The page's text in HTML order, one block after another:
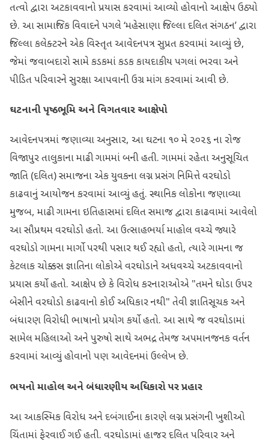
તત્વો દ્વારા અટકાવવાનો પ્રયાસ કરવામાં આવ્યો હોવાનો આક્ષેપ ઉઠ્યો
છે. આ સામાજિક વિવાદને પગલે ‘મહેસાણા જિલ્લા દલિત સંગઠન’ દ્વારા
જિલ્લા કલેક્ટરને એક વિસ્તૃત આવેદનપત્ર સુપ્રત કરવામાં આવ્યું છે,
જેમાં જવાબદારો સામે કડકમાં કડક કાયદાકીય પગલાં ભરવા અને
પીડિત પરિવારને સુરક્ષા આપવાની ઉગ્ર માંગ કરવામાં આવી છે.
ઘટનાની પૃષ્ઠભૂમિ અને વિગતવાર આક્ષેપો
આવેદનપત્રમાં જણાવ્યા અનુસાર, આ ઘટના ૧૦ મે ૨૦૨૬ ના રોજ
વિજાપુર તાલુકાના માઢી ગામમાં બની હતી. ગામમાં રહેતા અનુસૂચિત
જાતિ (દલિત) સમાજના એક યુવકના લગ્ન પ્રસંગ નિમિત્તે વરઘોડો
કાઢવાનું આયોજન કરવામાં આવ્યું હતું. સ્થાનિક લોકોના જણાવ્યા
મુજબ, માઢી ગામના ઇતિહાસમાં દલિત સમાજ દ્વારા કાઢવામાં આવેલો
આ સૌપ્રથમ વરઘોડો હતો. આ ઉત્સાહભર્યા માહોલ વચ્ચે જ્યારે
વરઘોડો ગામના માર્ગો પરથી પસાર થઈ રહ્યો હતો, ત્યારે ગામના જ
કેટલાક ચોક્કસ જ્ઞાતિના લોકોએ વરઘોડાને અધવચ્ચે અટકાવવાનો
પ્રયાસ કર્યો હતો. આક્ષેપ છે કે વિરોધ કરનારાઓએ "તમને ઘોડા ઉપર
બેસીને વરઘોડો કાઢવાનો કોઈ અધિકાર નથી" તેવી જ્ઞાતિસૂચક અને
બંધારણ વિરોધી ભાષાનો પ્રયોગ કર્યો હતો. આ સાથે જ વરઘોડામાં
સામેલ મહિલાઓ અને પુરુષો સાથે અભદ્ર તેમજ અપમાનજનક વર્તન
કરવામાં આવ્યું હોવાનો પણ આવેદનમાં ઉલ્લેખ છે.
ભયનો માહોલ અને બંધારણીય અધિકારો પર પ્રહાર
આ આકસ્મિક વિરોધ અને દબંગાઈના કારણે લગ્ન પ્રસંગની ખુશીઓ
ચિંતામાં ફેરવાઈ ગઈ હતી. વરઘોડામાં હાજર દલિત પરિવાર અને